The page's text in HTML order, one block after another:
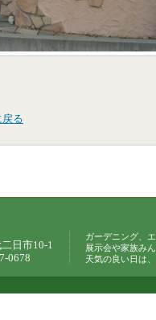
る
日市10-1
0678
ガーデニング、
展示会や家族み
天気の良い日は